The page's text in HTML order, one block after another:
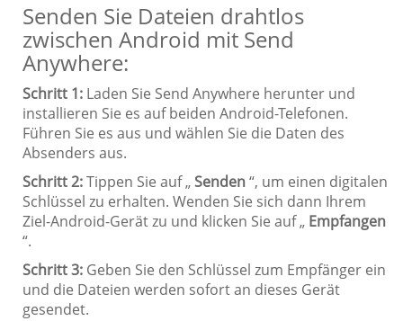
Senden Sie Dateien drahtlos
zwischen Android mit Send
Anywhere:
Schritt 1: Laden Sie Send Anywhere herunter und
installieren Sie es auf beiden Android-Telefonen.
Führen Sie es aus und wählen Sie die Daten des
Absenders aus.
Schritt 2:Tippen Sie auf „Senden“, um einen digitalen
Schlüssel zu erhalten. Wenden Sie sich dann Ihrem
Ziel-Android-Gerät zu und klicken Sie auf „ Empfangen
“.
Schritt 3: Geben Sie den Schlüssel zum Empfänger ein
und die Dateien werden sofort an dieses Gerät
gesendet.